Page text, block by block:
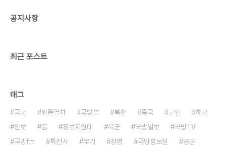
공지사항
최근 포스트
태그
국군 위문열차 국방부 북한 중국 군인
해군
안보
붐 홍보지원대 육군 국방일보
국방TV
국방fm
특전사 무기 장병 국방홍보원
공군